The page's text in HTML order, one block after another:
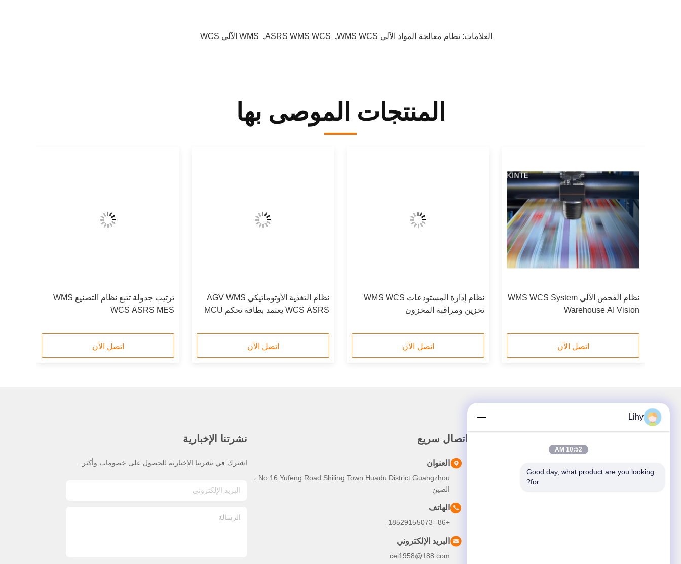
العلامات: نظام معالجة المواد الآلي WMS WCS ,
ASRS WMS WCS
, WMS الآلي WCS
المنتجات الموصى بها
نظام الفحص الآلي WMS WCS System
Warehouse AI Vision
اتصل الآن
نظام إدارة المستودعات WMS WCS
تخزين ومراقبة المخزون
اتصل الآن
نظام التغذية الأوتوماتيكي AGV WMS
WCS ASRS يعتمد بطاقة تحكم MCU
اتصل الآن
ترتيب جدولة تتبع نظام التصنيع WMS
WCS ASRS MES
اتصل الآن
اتصال سريع
العنوان
No.16 Yufeng Road Shiling Town Huadu District Guangzhou ،
الصين
الهاتف
+86--18529155073
البريد الإلكتروني
cei1958@188.com
نشرتنا الإخبارية
اشترك في نشرتنا الإخبارية للحصول على خصومات وأكثر.
Lihy
10:52 AM
Good day, what product are you looking
for?